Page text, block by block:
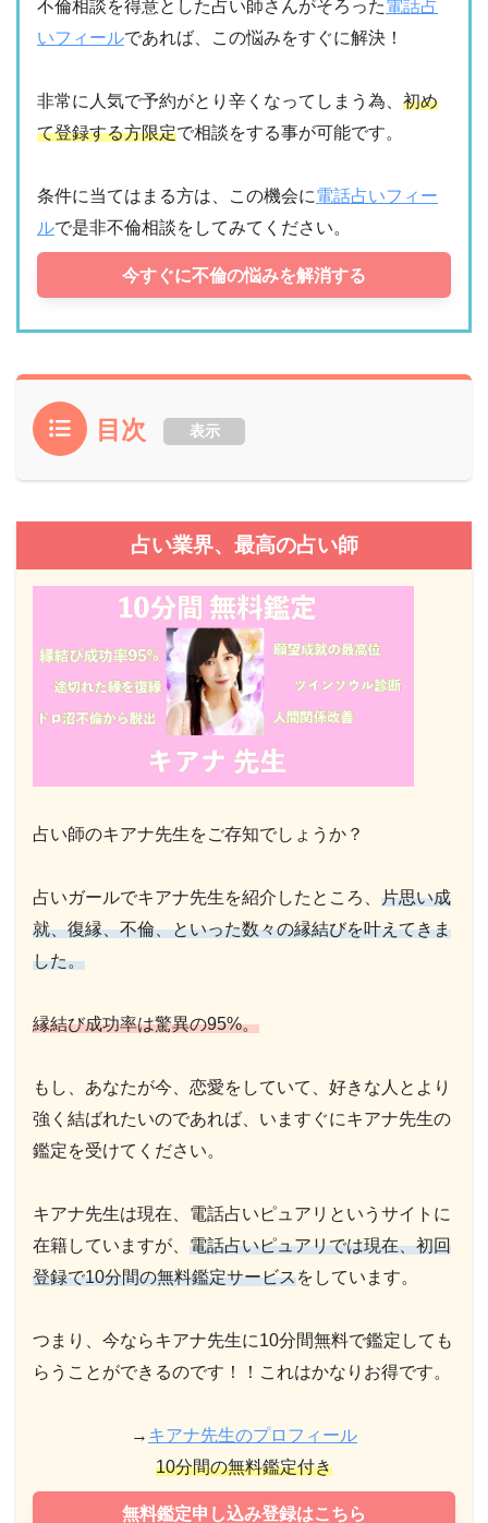
不倫相談を得意とした占い師さんがそろった電話占
いフィールであれば、この悩みをすぐに解決！
非常に人気で予約がとり辛くなってしまう為、 初め
て登録する方限定で相談をする事が可能です。
条件に当てはまる方は、この機会に電話占いフィー
ルで是非不倫相談をしてみてください。
今すぐに不倫の悩みを解消する
目次 表示
占い業界、最高の占い師
占い師のキアナ先生をご存知でしょうか？
占いガールでキアナ先生を紹介したところ、 片思い成
就、復縁、不倫、といった数々の縁結びを叶えてきま
した。
縁結び成功率は驚異の95%。
もし、あなたが今、恋愛をしていて、好きな人とより
強く結ばれたいのであれば、いますぐにキアナ先生の
鑑定を受けてください。
キアナ先生は現在、電話占いピュアリというサイトに
在籍していますが、 電話占いピュアリでは現在、初回
登録で10分間の無料鑑定サービスをしています。
つまり、今ならキアナ先生に10分間無料で鑑定しても
らうことができるのです！！これはかなりお得です。
→ キアナ先生のプロフィール
10分間の無料鑑定付き
無料鑑定申し込み登録はこちら